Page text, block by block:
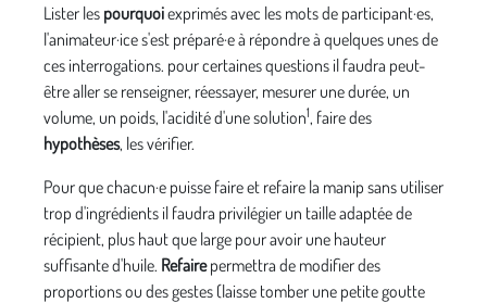
Lister les pourquoiexprimés avec les mots de participant·es,
l'animateur·ice s'est préparé·e à répondre à quelques unes de
ces interrogations. pour certaines questions il faudra peut-
être aller se renseigner, réessayer, mesurer une durée, un
volume, un poids, l'acidité d'une solution1, faire des
hypothèses, les vérifier.
Pour que chacun·e puisse faire et refaire la manip sans utiliser
trop d'ingrédients il faudra privilégier un taille adaptée de
récipient, plus haut que large pour avoir une hauteur
suffisante d'huile. Refairepermettra de modifier des
proportions ou des gestes (laisse tomber une petite goutte